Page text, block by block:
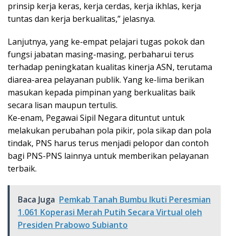
prinsip kerja keras, kerja cerdas, kerja ikhlas, kerja
tuntas dan kerja berkualitas,” jelasnya.
Lanjutnya, yang ke-empat pelajari tugas pokok dan
fungsi jabatan masing-masing, perbaharui terus
terhadap peningkatan kualitas kinerja ASN, terutama
diarea-area pelayanan publik. Yang ke-lima berikan
masukan kepada pimpinan yang berkualitas baik
secara lisan maupun tertulis.
Ke-enam, Pegawai Sipil Negara dituntut untuk
melakukan perubahan pola pikir, pola sikap dan pola
tindak, PNS harus terus menjadi pelopor dan contoh
bagi PNS-PNS lainnya untuk memberikan pelayanan
terbaik.
Baca Juga Pemkab Tanah Bumbu Ikuti Peresmian
1.061 Koperasi Merah Putih Secara Virtual oleh
Presiden Prabowo Subianto